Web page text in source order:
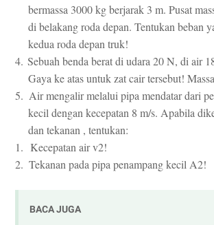
bermassa 3000 kg berjarak 3 m. Pusat
di belakang roda depan. Tentukan beban
kedua roda depan truk!
4. Sebuah benda berat di udara 20 N, di air
Gaya ke atas untuk zat cair tersebut!
5. Air mengalir melalui pipa mendatar dari
kecil dengan kecepatan 8 m/s. Apabila
dan tekanan , tentukan:
1. Kecepatan air v2!
2. Tekanan pada pipa penampang kecil A2!
BACA JUGA